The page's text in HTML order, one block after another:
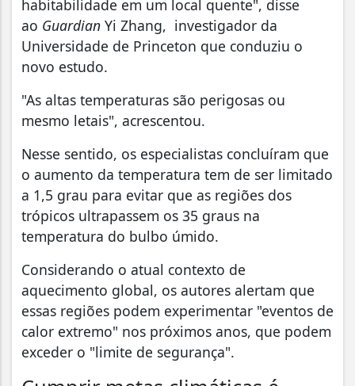
habitabilidade em um local quente", disse
ao Guardian Yi Zhang, investigador da
Universidade de Princeton que conduziu o
novo estudo.
"As altas temperaturas são perigosas ou
mesmo letais", acrescentou.
Nesse sentido, os especialistas concluíram que
o aumento da temperatura tem de ser limitado
a 1,5 grau para evitar que as regiões dos
trópicos ultrapassem os 35 graus na
temperatura do bulbo úmido.
Considerando o atual contexto de
aquecimento global, os autores alertam que
essas regiões podem experimentar "eventos de
calor extremo" nos próximos anos, que podem
exceder o "limite de segurança".